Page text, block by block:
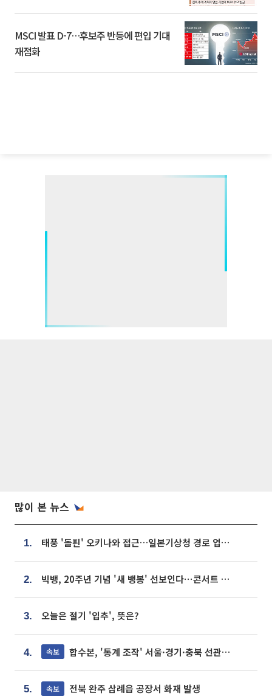
MSCI 발표 D-7…후보주 반등에 편입 기대
재점화
많이 본 뉴스
1. 태풍 '돌핀' 오키나와 접근…일본기상청 경로 업데이트
2. 빅뱅, 20주년 기념 '새 뱅봉' 선보인다⋯콘서트 앞두고 팝업 개최
3. 오늘은 절기 '입추', 뜻은?
4. 속보 합수본, '통계 조작' 서울·경기·충북 선관위 등 추가 압수수색
5. 속보 전북 완주 삼례읍 공장서 화재 발생